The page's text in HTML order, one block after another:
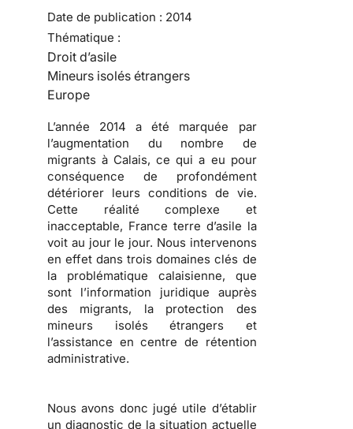
Date de publication : 2014
Thématique :
Droit d’asile
Mineurs isolés étrangers
Europe
L’année 2014 a été marquée par
l’augmentation du nombre de
migrants à Calais, ce qui a eu pour
conséquence de profondément
détériorer leurs conditions de vie.
Cette réalité complexe et
inacceptable, France terre d’asile la
voit au jour le jour. Nous intervenons
en effet dans trois domaines clés de
la problématique calaisienne, que
sont l’information juridique auprès
des migrants, la protection des
mineurs isolés étrangers et
l’assistance en centre de rétention
administrative.
Nous avons donc jugé utile d’établir
un diagnostic de la situation actuelle